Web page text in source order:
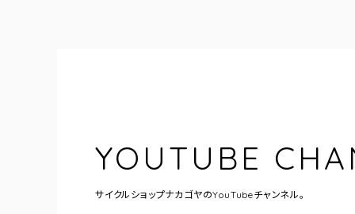
YOUTUBE
サイクルショップナカゴヤのYouTubeチャンネル。